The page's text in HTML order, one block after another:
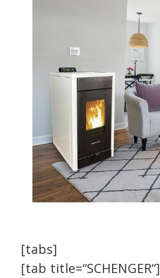
[tabs]
[tab title=“SCHENGER“]